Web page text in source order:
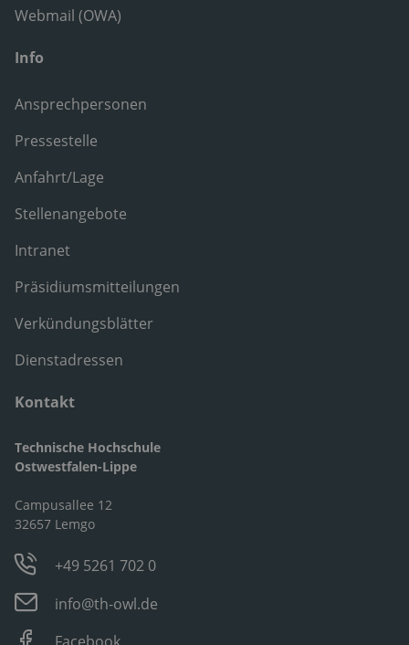
Webmail (OWA)
Info
Ansprechpersonen
Pressestelle
Anfahrt/Lage
Stellenangebote
Intranet
Präsidiumsmitteilungen
Verkündungsblätter
Dienstadressen
Kontakt
Technische Hochschule
Ostwestfalen-Lippe
Campusallee 12
32657 Lemgo
+49 5261 702 0
info@th-owl.de
Facebook